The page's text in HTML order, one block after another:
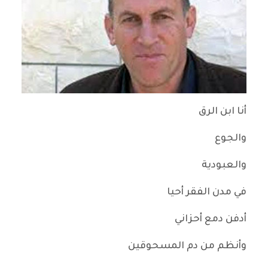
أنا ابن الرق
والجوع
والعبودية
في مدن الفقر أحيا
أدفن دمع أحزاني
وأنظم من دم المسحوقين